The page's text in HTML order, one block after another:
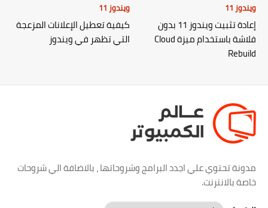
ويندوز 11
إعادة تثبيت ويندوز 11 بدون
فلاشة باستخدام ميزة Cloud
Rebuild
ويندوز 11
كيفية تعطيل الإعلانات المزعجة
التي تظهر في ويندوز
مدونة تحتوي علي اجدد البرامج وشروحاتها ، بالاضافة الي شروحات
خاصة بالانترنت.